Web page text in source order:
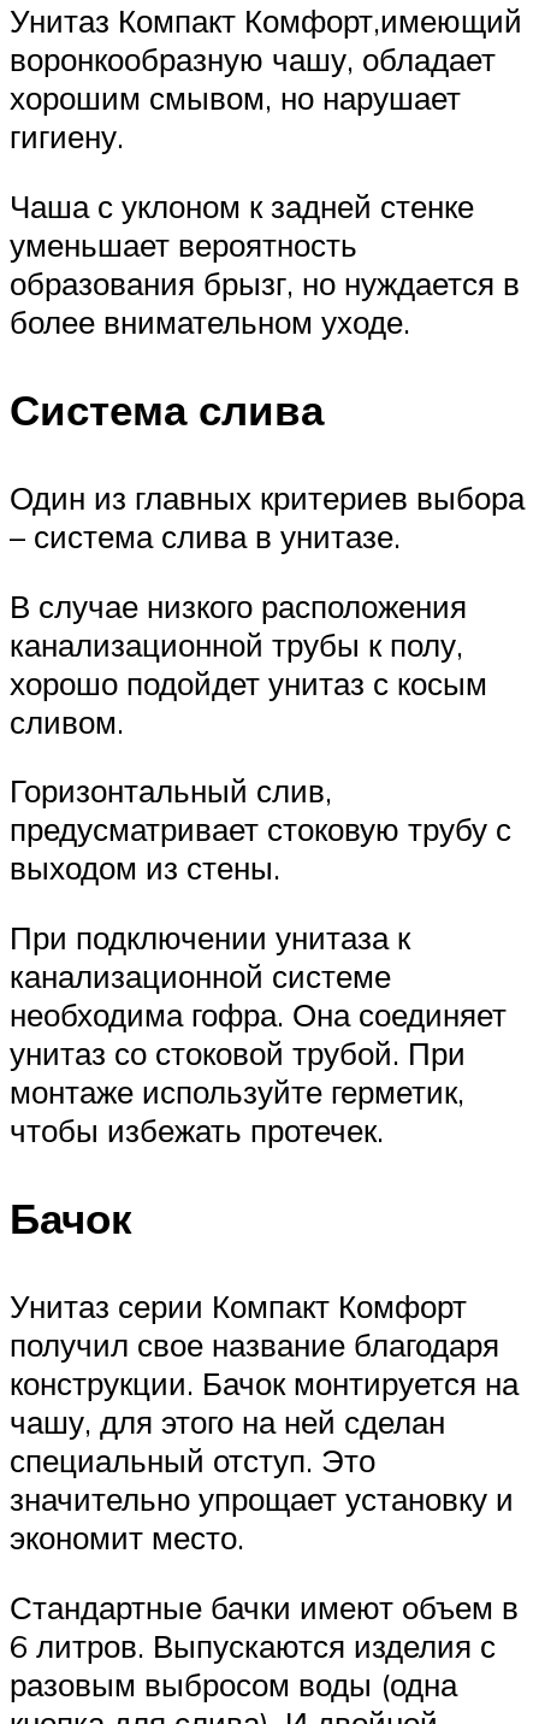
Унитаз Компакт Комфорт,имеющий
воронкообразную чашу, обладает
хорошим смывом, но нарушает
гигиену.
Чаша с уклоном к задней стенке
уменьшает вероятность
образования брызг, но нуждается в
более внимательном уходе.
Система слива
Один из главных критериев выбора
– система слива в унитазе.
В случае низкого расположения
канализационной трубы к полу,
хорошо подойдет унитаз с косым
сливом.
Горизонтальный слив,
предусматривает стоковую трубу с
выходом из стены.
При подключении унитаза к
канализационной системе
необходима гофра. Она соединяет
унитаз со стоковой трубой. При
монтаже используйте герметик,
чтобы избежать протечек.
Бачок
Унитаз серии Компакт Комфорт
получил свое название благодаря
конструкции. Бачок монтируется на
чашу, для этого на ней сделан
специальный отступ. Это
значительно упрощает установку и
экономит место.
Стандартные бачки имеют объем в
6 литров. Выпускаются изделия с
разовым выбросом воды (одна